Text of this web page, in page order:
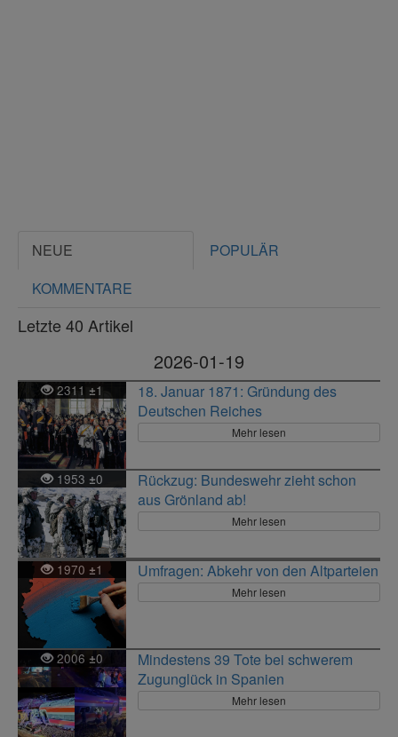
NEUE
POPULÄR
KOMMENTARE
Letzte 40 Artikel
2026-01-19
2311±1
18. Januar 1871: Gründung des
Deutschen Reiches
Mehr lesen
1953 ±0
Rückzug: Bundeswehr zieht schon
aus Grönland ab!
Mehr lesen
1970 ±1 Umfragen: Abkehr von den Altparteien
Mehr lesen
2006 ±0
Mindestens 39 Tote bei schwerem
Zugunglück in Spanien
Mehr lesen